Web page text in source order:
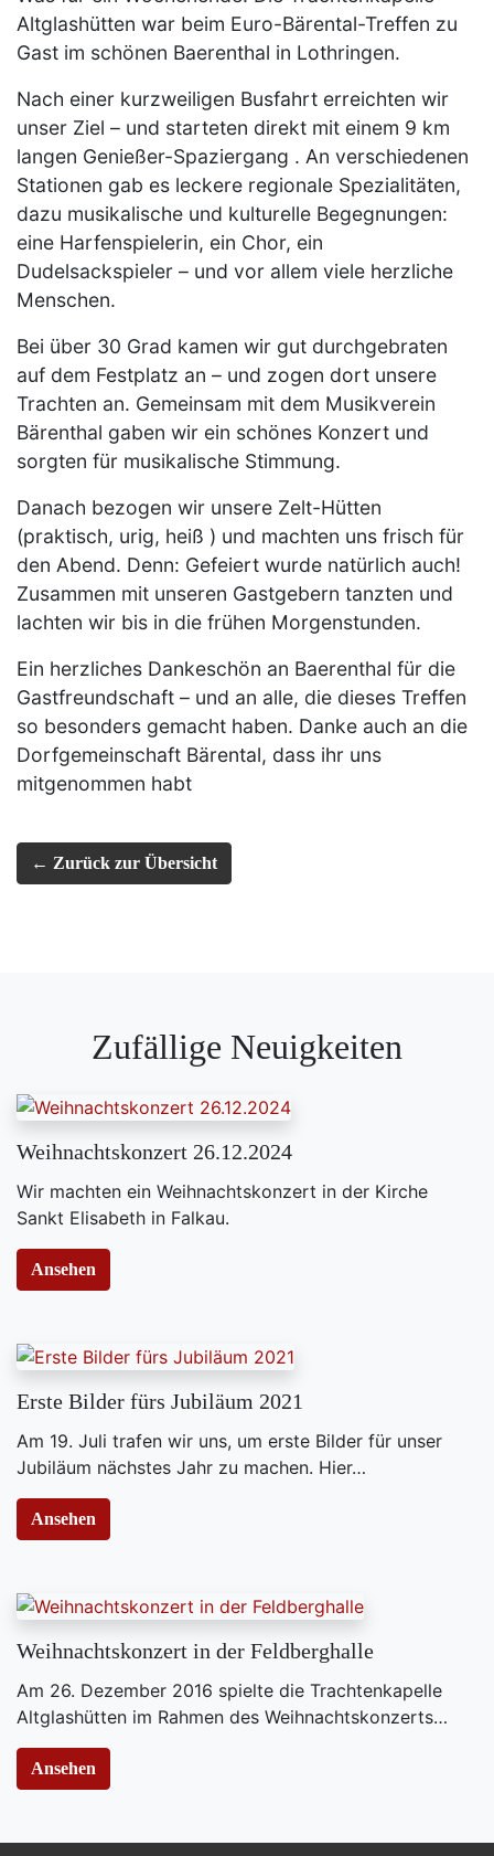
Altglashütten war beim Euro-Bärental-Treffen zu
Gast im schönen Baerenthal in Lothringen.
Nach einer kurzweiligen Busfahrt erreichten wir
unser Ziel – und starteten direkt mit einem 9 km
langen Genießer-Spaziergang . An verschiedenen
Stationen gab es leckere regionale Spezialitäten,
dazu musikalische und kulturelle Begegnungen:
eine Harfenspielerin, ein Chor, ein
Dudelsackspieler – und vor allem viele herzliche
Menschen.
Bei über 30 Grad kamen wir gut durchgebraten
auf dem Festplatz an – und zogen dort unsere
Trachten an. Gemeinsam mit dem Musikverein
Bärenthal gaben wir ein schönes Konzert und
sorgten für musikalische Stimmung.
Danach bezogen wir unsere Zelt-Hütten
(praktisch, urig, heiß ) und machten uns frisch für
den Abend. Denn: Gefeiert wurde natürlich auch!
Zusammen mit unseren Gastgebern tanzten und
lachten wir bis in die frühen Morgenstunden.
Ein herzliches Dankeschön an Baerenthal für die
Gastfreundschaft – und an alle, die dieses Treffen
so besonders gemacht haben. Danke auch an die
Dorfgemeinschaft Bärental, dass ihr uns
mitgenommen habt
← Zurück zur Übersicht
Zufällige Neuigkeiten
Weihnachtskonzert 26.12.2024
Wir machten ein Weihnachtskonzert in der Kirche
Sankt Elisabeth in Falkau.
Ansehen
Erste Bilder fürs Jubiläum 2021
​Am 19. Juli trafen wir uns, um erste Bilder für unser
Jubiläum nächstes Jahr zu machen. Hier…
Ansehen
Weihnachtskonzert in der Feldberghalle
​Am 26. Dezember 2016 spielte die Trachtenkapelle
Altglashütten im Rahmen des Weihnachtskonzerts…
Ansehen